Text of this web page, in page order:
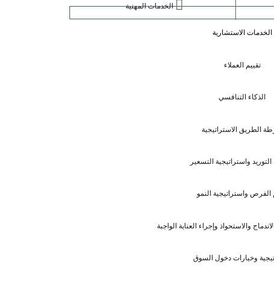
الخدمات المهنية
الخدمات الاستشارية
تقييم العملاء
الذكاء التنافسي
الطريق الاستراتيجية
واستراتيجية التسعير
الفرص واستراتيجية النمو
والاستحواذ وإجراء العناية الواجبة
وخيارات دخول السوق